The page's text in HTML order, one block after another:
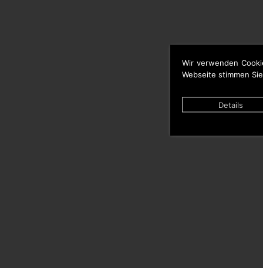
Wir verwenden
Webseite stimmen
Details